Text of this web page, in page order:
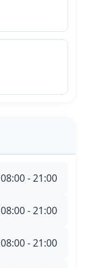
08:00 - 21:00
08:00 - 21:00
08:00 - 21:00